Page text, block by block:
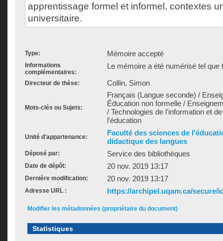
apprentissage formel et informel, contextes
universitaire.
Type: Mémoire accepté
Informations
complémentaires:
Le mémoire a été numérisé tel que
Directeur de thèse: Collin, Simon
Mots-clés ou Sujets:
Français (Langue seconde) /
Éducation non formelle /
/ Technologies de l'information et
l'éducation
Unité d'appartenance:
Faculté des sciences de
didactique des langues
Déposé par: Service des bibliothèques
Date de dépôt: 20 nov. 2019 13:17
Dernière modification: 20 nov. 2019 13:17
Adresse URL : https://archipel.uqam.ca/secure/
Modifier les métadonnées (propriétaire du document)
Statistiques